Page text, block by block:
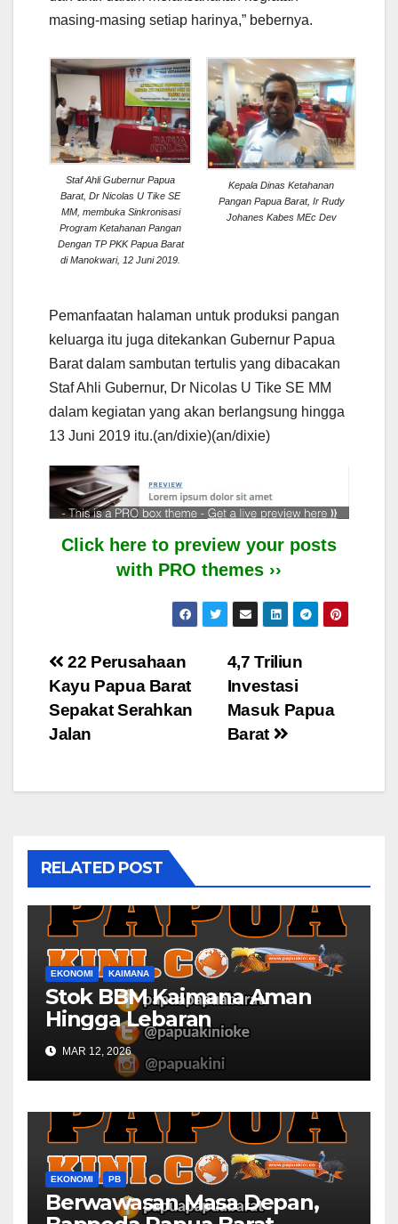
masing-masing setiap harinya,” bebernya.
Staf Ahli Gubernur Papua
Barat, Dr Nicolas U Tike SE
MM, membuka Sinkronisasi
Program Ketahanan Pangan
Dengan TP PKK Papua Barat
di Manokwari, 12 Juni 2019.
Kepala Dinas Ketahanan
Pangan Papua Barat, Ir Rudy
Johanes Kabes MEc Dev
Pemanfaatan halaman untuk produksi pangan
keluarga itu juga ditekankan Gubernur Papua
Barat dalam sambutan tertulis yang dibacakan
Staf Ahli Gubernur, Dr Nicolas U Tike SE MM
dalam kegiatan yang akan berlangsung hingga
13 Juni 2019 itu.(an/dixie)(an/dixie)
Click here to preview your posts
with PRO themes ››
Post
navigation
4,7 Triliun
Investasi
Masuk Papua
Barat
22 Perusahaan
Kayu Papua Barat
Sepakat Serahkan
Jalan
RELATED POST
EKONOMI KAIMANA
Stok BBM Kaimana Aman
Hingga Lebaran
MAR 12, 2026
EKONOMI PB
Berwawasan Masa Depan,